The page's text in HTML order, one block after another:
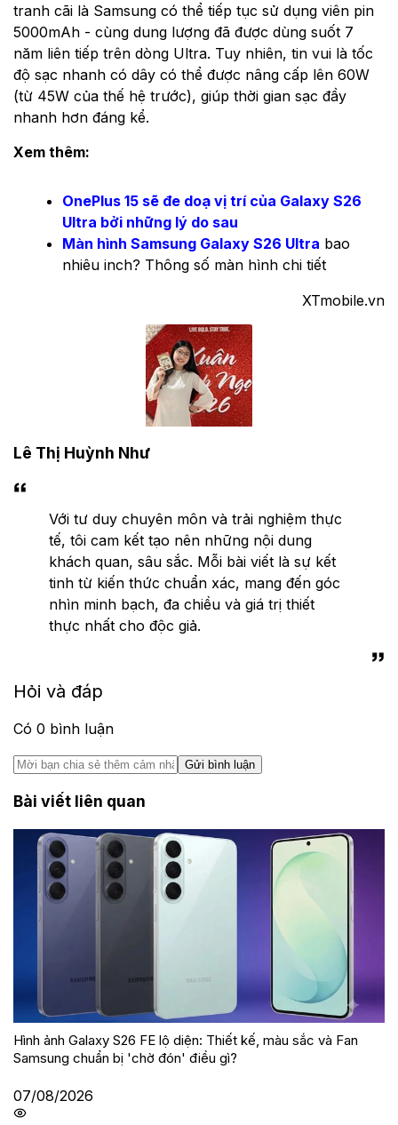
tranh cãi là Samsung có thể tiếp tục sử dụng viên pin
5000mAh - cùng dung lượng đã được dùng suốt 7
năm liên tiếp trên dòng Ultra. Tuy nhiên, tin vui là tốc
độ sạc nhanh có dây có thể được nâng cấp lên 60W
(từ 45W của thế hệ trước), giúp thời gian sạc đầy
nhanh hơn đáng kể.
Xem thêm:
OnePlus 15 sẽ đe doạ vị trí của Galaxy S26
Ultra bởi những lý do sau
Màn hình Samsung Galaxy S26 Ultra bao
nhiêu inch? Thông số màn hình chi tiết
XTmobile.vn
Lê Thị Huỳnh Như
Với tư duy chuyên môn và trải nghiệm thực
tế, tôi cam kết tạo nên những nội dung
khách quan, sâu sắc. Mỗi bài viết là sự kết
tinh từ kiến thức chuẩn xác, mang đến góc
nhìn minh bạch, đa chiều và giá trị thiết
thực nhất cho độc giả.
Hỏi và đáp
Có 0 bình luận
Gửi bình luận
Bài viết liên quan
Hình ảnh Galaxy S26 FE lộ diện: Thiết kế, màu sắc và Fan
Samsung chuẩn bị 'chờ đón' điều gì?
07/08/2026